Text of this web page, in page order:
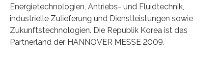
Energietechnologien, Antriebs- und Fluidtechnik,
industrielle Zulieferung und Dienstleistungen sowie
Zukunftstechnologien. Die Republik Korea ist das
Partnerland der HANNOVER MESSE 2009.